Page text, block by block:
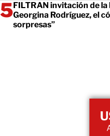
FILTRAN invitación de
Georgina Rodríguez, el
sorpresas”